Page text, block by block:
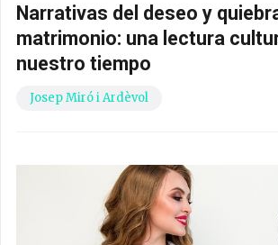
Narrativas del deseo y
matrimonio: una lectura
nuestro tiempo
Josep Miró i Ardèvol